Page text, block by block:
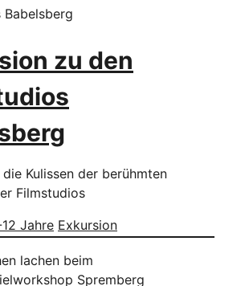
Babelsberg
zu den
Kulissen der berühmten
Filmstudios
Jahre Exkursion